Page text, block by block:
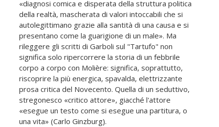
«diagnosi comica e disperata della struttura politica
della realtà, mascherata di valori intoccabili che si
autolegittimano grazie alla santità di una causa e si
presentano come la guarigione di un male». Ma
rileggere gli scritti di Garboli sul "Tartufo" non
significa solo ripercorrere la storia di un febbrile
corpo a corpo con Molière: signi­fica, soprattutto,
riscoprire la più energica, spavalda, elettrizzante
prosa critica del Novecento. Quella di un seduttivo,
stregonesco «critico attore», giacché l'attore
«esegue un testo come si esegue una partitura, o
una vita» (Carlo Ginzburg).